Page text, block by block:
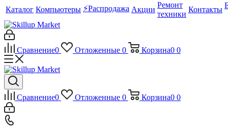
Каталог Компьютеры ⚡️Распродажа Акции
Ремонт
техники
Контакты
Сравнение0 Отложенные 0 Корзина0 0
Сравнение0 Отложенные 0 Корзина0 0